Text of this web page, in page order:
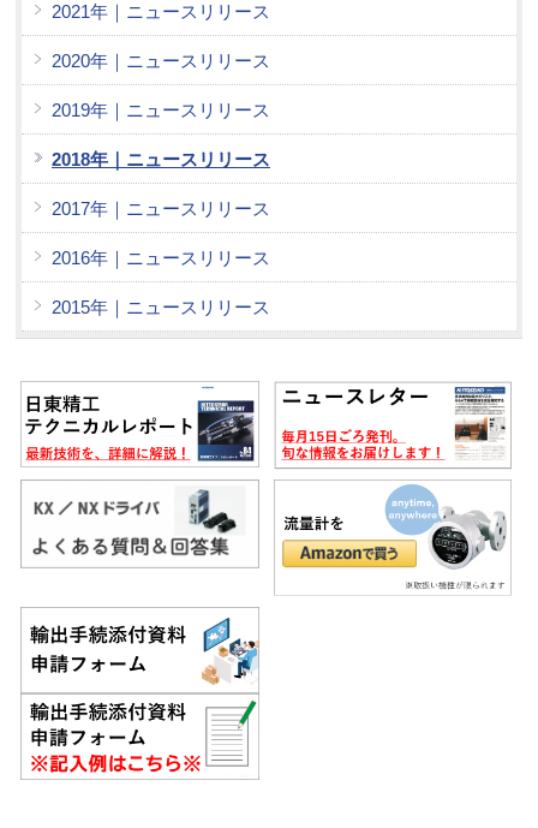
2021年｜ニュースリリース
2020年｜ニュースリリース
2019年｜ニュースリリース
2018年｜ニュースリリース
2017年｜ニュースリリース
2016年｜ニュースリリース
2015年｜ニュースリリース